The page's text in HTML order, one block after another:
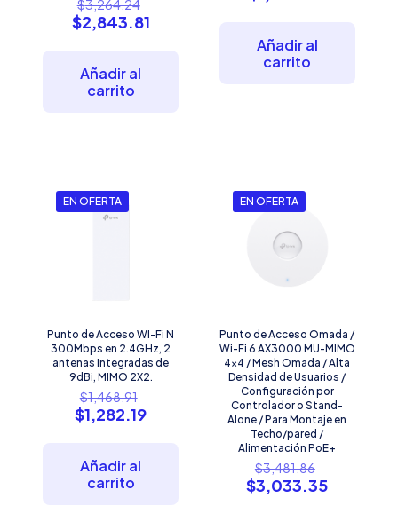
$3,264.24
precio
original
$2,843.81El
Añadir al
carrito
original
Añadir al
carrito
EN OFERTA
Punto de Acceso WI-Fi N
300Mbps en 2.4GHz, 2
antenas integradas de
9dBi, MIMO 2X2.
$1,468.91
precio
$1,282.19El
Añadir al
carrito
EN OFERTA
Punto de Acceso Omada /
Wi-Fi 6 AX3000 MU-MIMO
4×4 / Mesh Omada / Alta
Densidad de Usuarios /
Configuración por
Controlador o Stand-
Alone / Para Montaje en
Techo/pared /
Alimentación PoE+
$3,481.86
precio
$3,033.35El